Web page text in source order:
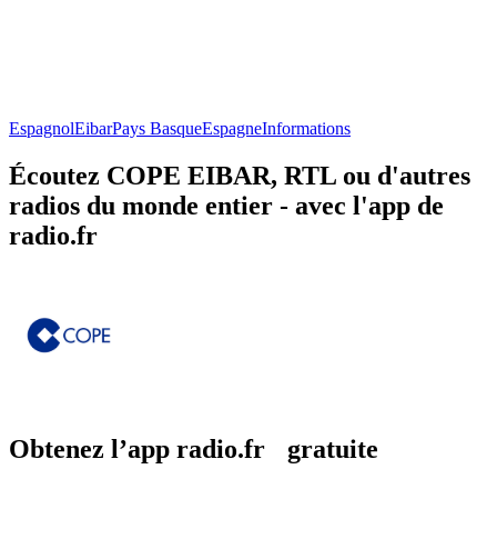
EspagnolEibarPays BasqueEspagneInformations
Écoutez COPE EIBAR, RTL ou d'autres
radios du monde entier - avec l'app de
radio.fr
Obtenez l’app radio.fr gratuite